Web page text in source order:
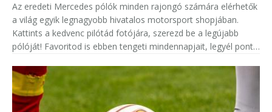
Az eredeti Mercedes pólók minden rajongó számára elérhetők
a világ egyik legnagyobb hivatalos motorsport shopjában.
Kattints a kedvenc pilótád fotójára, szerezd be a legújabb
pólóját! Favoritod is ebben tengeti mindennapjait, legyél pont